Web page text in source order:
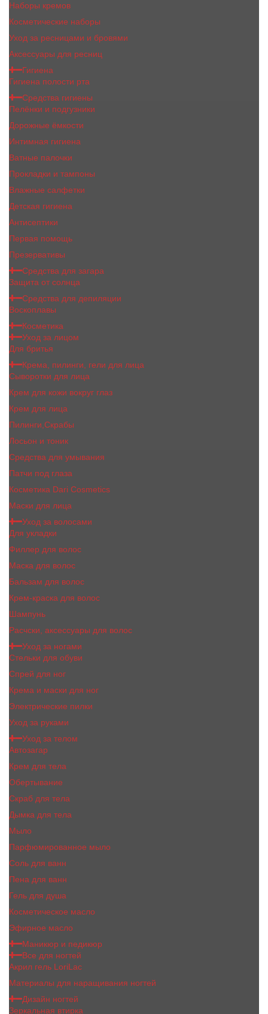
Наборы кремов
Косметические наборы
Уход за ресницами и бровями
Аксессуары для ресниц
Гигиена
Гигиена полости рта
Средства гигиены
Пелёнки и подгузники
Дорожные ёмкости
Интимная гигиена
Ватные палочки
Прокладки и тампоны
Влажные салфетки
Детская гигиена
Антисептики
Первая помощь
Презервативы
Средства для загара
Защита от солнца
Средства для депиляции
Воскоплавы
Косметика
Уход за лицом
Для бритья
Крема, пилинги, гели для лица
Сыворотки для лица
Крем для кожи вокруг глаз
Крем для лица
Пилинги,Скрабы
Лосьон и тоник
Средства для умывания
Патчи под глаза
Косметика Dari Cosmetics
Маски для лица
Уход за волосами
Для укладки
Филлер для волос
Маска для волос
Бальзам для волос
Крем-краска для волос
Шампунь
Расчски, аксессуары для волос
Уход за ногами
Стельки для обуви
Спрей для ног
Крема и маски для ног
Электрические пилки
Уход за руками
Уход за телом
Автозагар
Крем для тела
Обертывание
Скраб для тела
Дымка для тела
Мыло
Парфюмированное мыло
Соль для ванн
Пена для ванн
Гель для душа
Косметическое масло
Эфирное масло
Маникюр и педикюр
Все для ногтей
Акрил гель LoriLac
Материалы для наращивания ногтей
Дизайн ногтей
Зеркальная втирка